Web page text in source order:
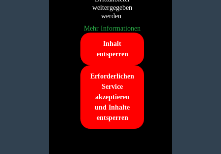
weitergegeben
werden.
Mehr Informationen
Inhalt
entsperren
Erforderlichen
Service
akzeptieren
und Inhalte
entsperren